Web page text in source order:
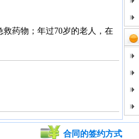
药物；年过70岁的老人，在
合同的签约方式